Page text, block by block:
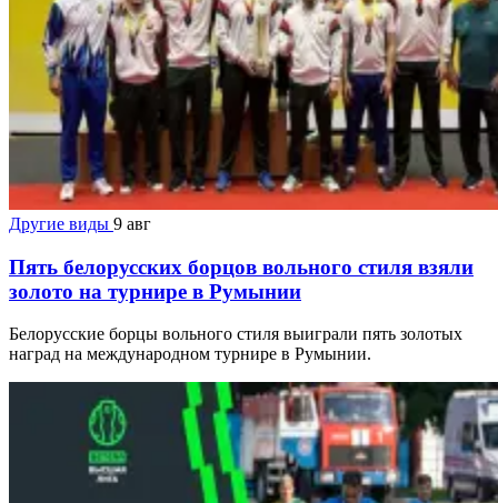
Другие виды 9 авг
Пять белорусских борцов вольного стиля взяли
золото на турнире в Румынии
Белорусские борцы вольного стиля выиграли пять золотых
наград на международном турнире в Румынии.